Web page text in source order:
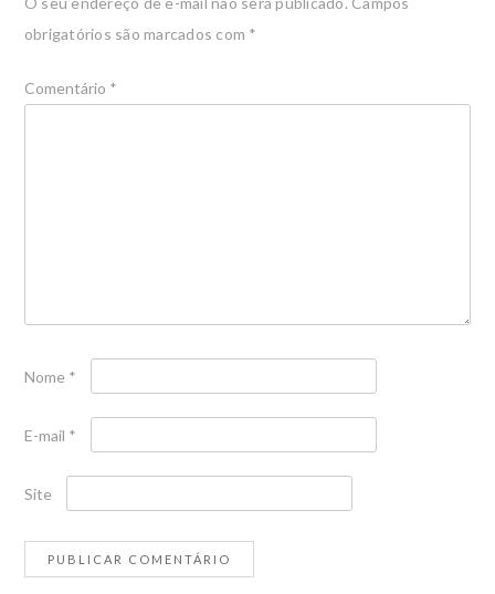
obrigatórios são marcados com *
Comentário *
Nome *
E-mail *
Site